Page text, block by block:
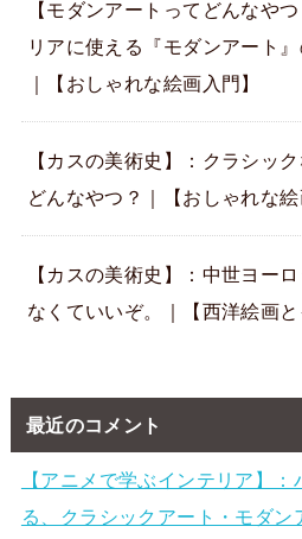
【モダンアートってどんなや
リアに使える『モダンアート』
｜【おしゃれな絵画入門】
【カスの美術史】：クラシッ
どんなやつ？｜【おしゃれな絵
【カスの美術史】：中世ヨー
なくていいぞ。｜【西洋絵画と
最近のコメント
【アニメで学ぶインテリア】
る、クラシックアート・モダ